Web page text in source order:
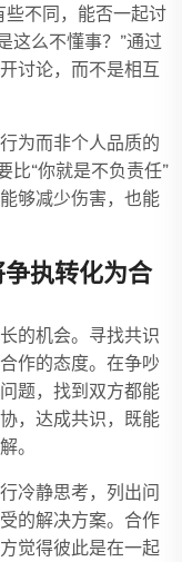
些不同，能否一起讨
这么不懂事？”通过
讨论，而不是相互
为而非个人品质的
比“你就是不负责任”
够减少伤害，也能
执转化为合
的机会。寻找共识
作的态度。在争吵
题，找到双方都能
，达成共识，既能
。
冷静思考，列出问
的解决方案。合作
觉得彼此是在一起